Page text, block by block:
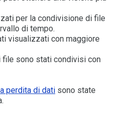
per la condivisione di file
di tempo.
visualizzati con maggiore
sono stati condivisi con
perdita di dati sono state